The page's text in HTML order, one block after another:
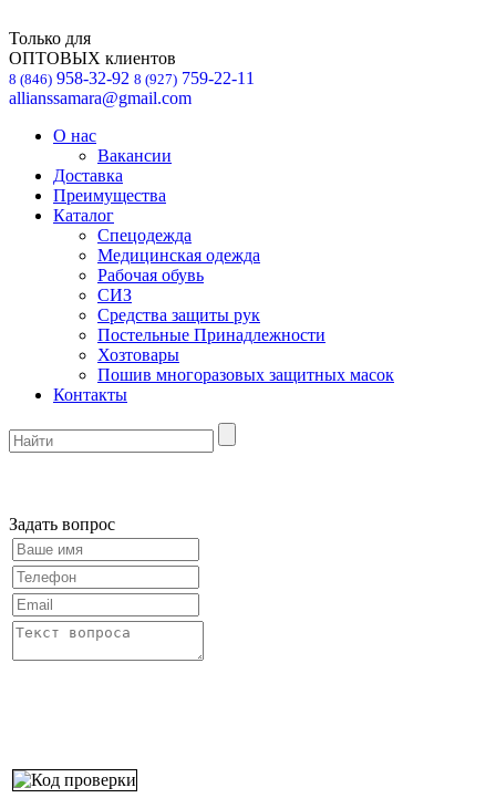
Только для
ОПТОВЫХ клиентов
8 (846) 958-32-92 8 (927) 759-22-11
allianssamara@gmail.com
О нас
Вакансии
Доставка
Преимущества
Каталог
Спецодежда
Медицинская одежда
Рабочая обувь
СИЗ
Средства защиты рук
Постельные Принадлежности
Хозтовары
Пошив многоразовых защитных масок
Контакты
Задать вопрос